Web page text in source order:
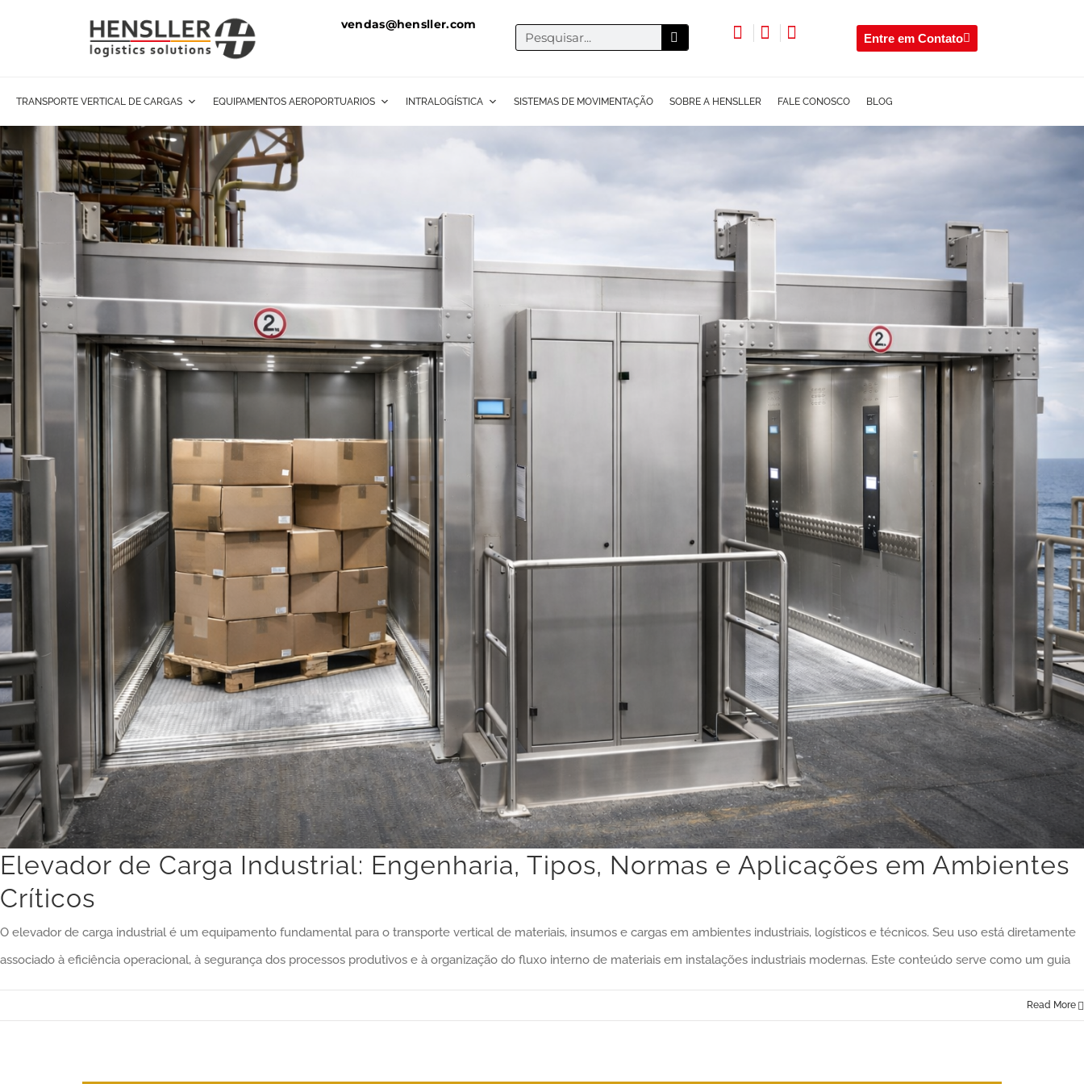
vendas@hensller.com
Entre em Contato
TRANSPORTE VERTICAL DE CARGAS EQUIPAMENTOS AEROPORTUARIOS INTRALOGÍSTICA SISTEMAS DE MOVIMENTAÇÃO SOBRE A HENSLLER FALE CONOSCO BLOG
Elevador de Carga Industrial: Engenharia, Tipos, Normas e Aplicações em Ambientes
Críticos
O elevador de carga industrial é um equipamento fundamental para o transporte vertical de materiais, insumos e cargas em ambientes industriais, logísticos e técnicos. Seu uso está diretamente
associado à eficiência operacional, à segurança dos processos produtivos e à organização do fluxo interno de materiais em instalações industriais modernas. Este conteúdo serve como um guia
Read More